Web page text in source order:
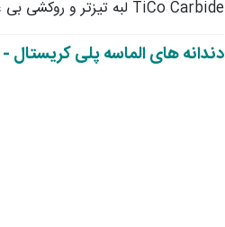
TiCo Carbide لبه تیزتر و روکشی بی عیب و نقص را با طول عمر برش به طور چشمگیری افزایش می دهد.
دندانه های الماسه پلی کریستال -